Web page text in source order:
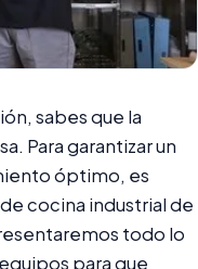
sabes que la
Para garantizar un
óptimo, es
cocina industrial de
todo lo
para que